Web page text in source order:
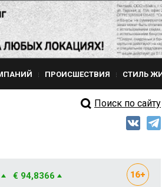
ПРОИСШЕСТВИЯ СТИЛЬ
Поиск по сайту
€ 94,8366